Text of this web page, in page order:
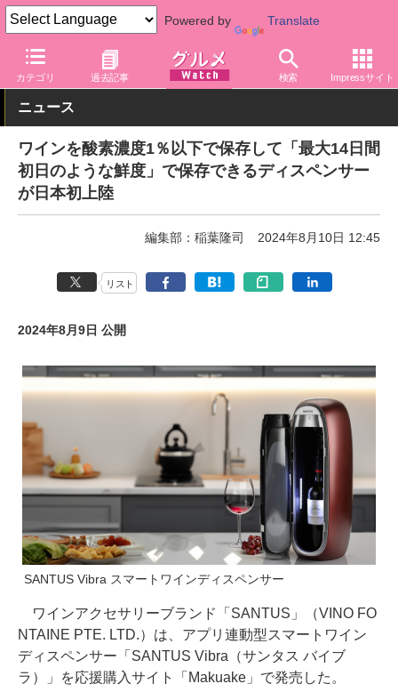
Powered by Translate
カテゴリ 過去記事 検索 Impressサイト
グルメ Watch アルコール ワイン
ニュース
ワインを酸素濃度1％以下で保存して「最大14日間
初日のような鮮度」で保存できるディスペンサー
が日本初上陸
編集部：稲葉隆司 2024年8月10日 12:45
リスト
2024年8月9日 公開
SANTUS Vibra スマートワインディスペンサー
ワインアクセサリーブランド「SANTUS」（VINO FO
NTAINE PTE. LTD.）は、アプリ連動型スマートワイン
ディスペンサー「SANTUS Vibra（サンタス バイブ
ラ）」を応援購⼊サイト「Makuake」で発売した。